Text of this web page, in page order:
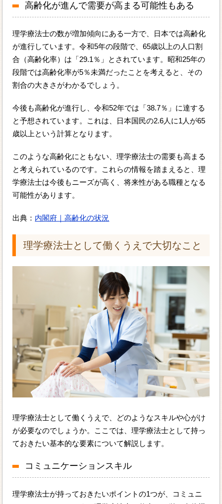
高齢化が進んで需要が高まる可能性もある
理学療法士の数が増加傾向にある一方で、日本では高齢化
が進行しています。令和5年の段階で、65歳以上の人口割
合（高齢化率）は「29.1％」とされています。昭和25年の
段階では高齢化率が5％未満だったことを考えると、その
割合の大きさがわかるでしょう。
今後も高齢化が進行し、令和52年では「38.7％」に達する
と予想されています。これは、日本国民の2.6人に1人が65
歳以上という計算となります。
このような高齢化にともない、理学療法士の需要も高まる
と考えられているのです。これらの情報を踏まえると、理
学療法士は今後もニーズが高く、将来性がある職種となる
可能性があります。
出典： 内閣府｜高齢化の状況
理学療法士として働くうえで大切なこと
理学療法士として働くうえで、どのようなスキルや心がけ
が必要なのでしょうか。ここでは、理学療法士として持っ
ておきたい基本的な要素について解説します。
コミュニケーションスキル
理学療法士が持っておきたいポイントの1つが、コミュニ